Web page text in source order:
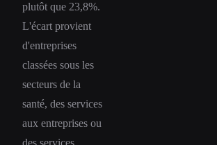
plutôt que 23,8%.
L'écart provient
d'entreprises
classées sous les
secteurs de la
santé, des services
aux entreprises ou
des services